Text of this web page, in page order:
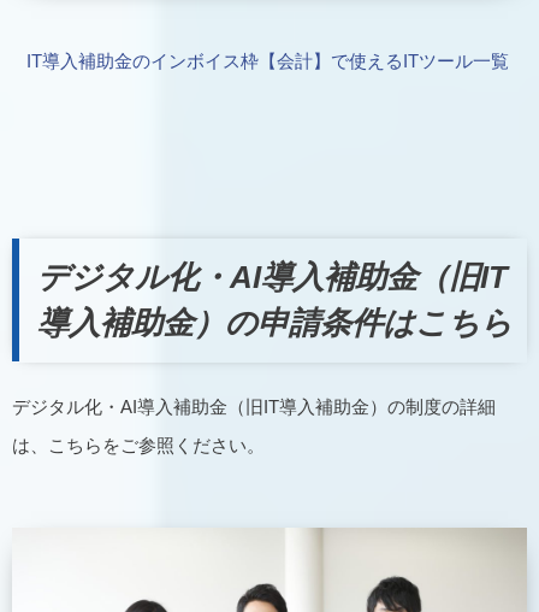
IT導入補助金のインボイス枠【会計】で使えるITツール一覧
デジタル化・AI導入補助金（旧IT
導入補助金）の申請条件はこちら
デジタル化・AI導入補助金（旧IT導入補助金）の制度の詳細
は、こちらをご参照ください。